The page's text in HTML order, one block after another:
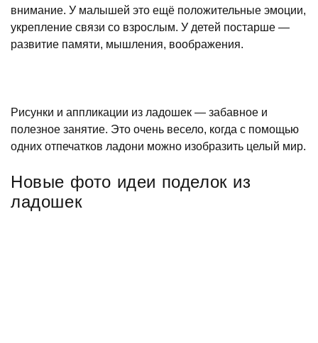
внимание. У малышей это ещё положительные эмоции,
укрепление связи со взрослым. У детей постарше —
развитие памяти, мышления, воображения.
Рисунки и аппликации из ладошек — забавное и
полезное занятие. Это очень весело, когда с помощью
одних отпечатков ладони можно изобразить целый мир.
Новые фото идеи поделок из
ладошек